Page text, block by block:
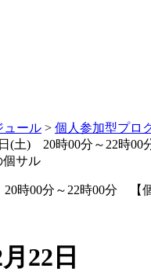
ュール > 個人参加型プロ
(土) 20時00分～22時
サル
22日